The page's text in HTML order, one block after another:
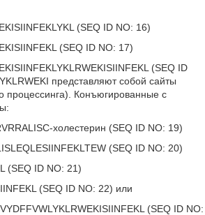
(SEQ ID NO: 16)
(SEQ ID NO: 17)
(SEQ ID
представляют собой сайты
процессинга). Конъюгированные с
холестерин (SEQ ID NO: 19)
(SEQ ID NO: 20)
(SEQ ID NO: 21)
(SEQ ID NO: 22) или
(SEQ ID NO: